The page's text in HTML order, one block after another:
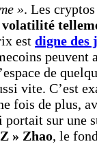
». Les
volatilité
est digne des
peuvent
de
vite. C’est
fois de plus,
portait sur une
» Zhao, le